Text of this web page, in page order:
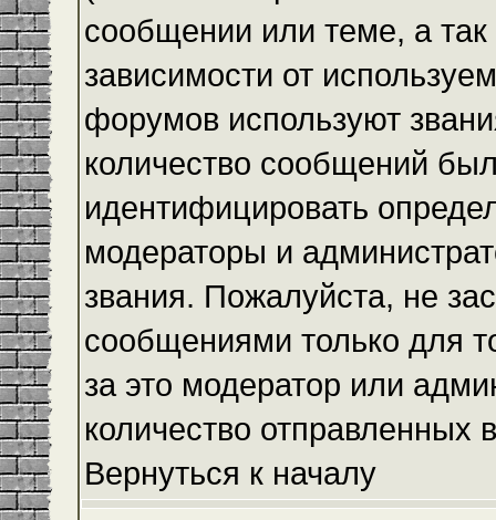
сообщении или теме, а
зависимости от
форумов используют
количество сообщений
идентифицировать
модераторы и
звания. Пожалуйста, не
сообщениями только для
за это модератор или
количество
Вернуться к началу